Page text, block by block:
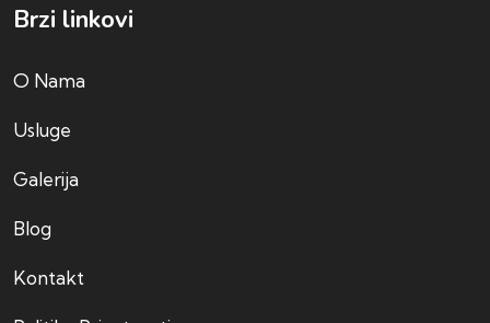
Brzi linkovi
O Nama
Usluge
Galerija
Blog
Kontakt